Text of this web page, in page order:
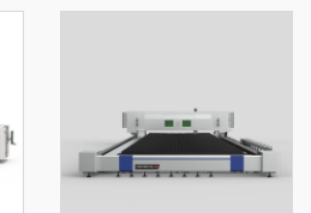
талшықты лазерлі кесу